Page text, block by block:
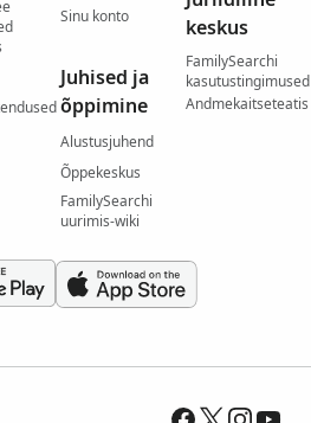
Sinu konto
Juhised ja
õppimine
Alustusjuhend
Õppekeskus
FamilySearchi
uurimis-wiki
keskus
FamilySearchi
kasutustingimused
Andmekaitseteatis